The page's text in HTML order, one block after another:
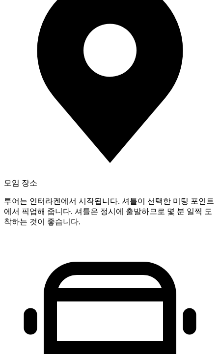
모임 장소
투어는 인터라켄에서 시작됩니다. 셔틀이 선택한 미팅 포인트
에서 픽업해 줍니다. 셔틀은 정시에 출발하므로 몇 분 일찍 도
착하는 것이 좋습니다.